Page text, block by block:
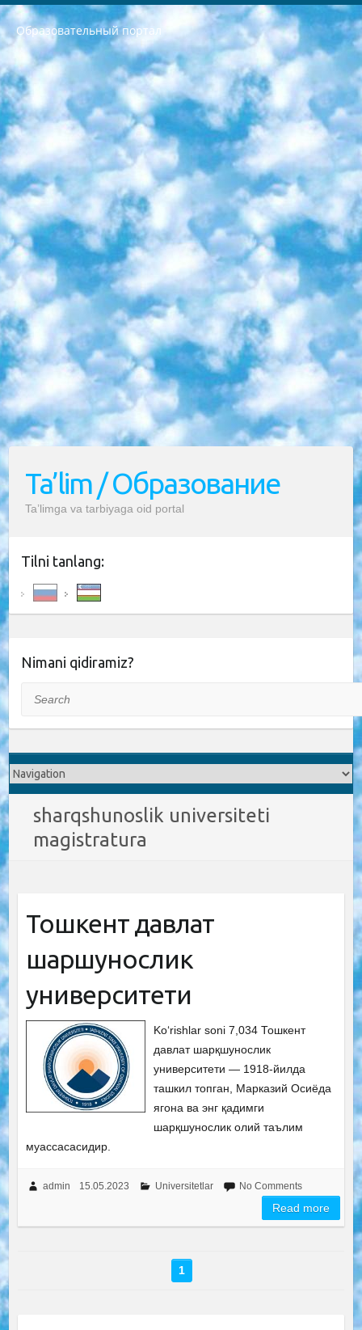
Образовательный портал
РЕСПУБЛИКА УЗБЕКИСТАН МИНИСТРЕРСТВО ДОШКОЛЬНОГО И ШКОЛЬНОГО ОБРАЗОВАНИЯ КОМАНДА в общеобразовательных учреждениях в 2023-2024 учебном году организация и проведение итоговой государственной аттестации обучающихся о Министра дошкольного и школьного образования Республики Узбекистан от 4 марта 2008 года (постановлением Минюста от 20 марта 2008 года № 1778 государственной регистрации) «Итоговое состояние учащихся общего среднего образования на основании положения об утверждении положения об аттестации общего среднего образования выпускной экзамен студентов в образовательных учреждениях в 2023-2024 учебном году В целях организации и прохождения аттестации приказываю: 1. Следующее: перечень предметов, по которым будет проводиться итоговая государственная аттестация и экзамен формы перевода согласно приложению 1; сертификаты международного образца, оценивающие уровень владения иностранными языками перечень согласно приложению 2; 2. Педагогический при специализированных образовательных учреждениях. научно-практический центр квалификации и международной оценки (Д.Давидова) 2024 г. До 25 марта: задания по предметам, по которым будет проводиться итоговая аттестация разработка и утверждение технических условий; итоговая аттестация на основании разработанного предметного задания разработка вопросов по предметам (устно и письменно), экзамен передача; общеобразовательные средние школы и специальные учебные заведения учащиеся выпускных классов школ и интернатов в агентской системе подготовка базы данных экзаменационных материалов и критериев оценки; перевод базы экзаменационных материалов на все языки обучения подать в Республиканский образовательный центр для изготовления; варианты экзаменов на основе разработанных контрольных материалов пусть будут поставлены задачи формирования. 3. Республиканский образовательный центр (Ш.Худайкулов) до 5 апреля 2024 года. до: база данных предоставленных экзаменационных материалов на все языки обучения перевод и экспертиза; для слепых, слабовидящих, глухих, слабослышащих и умственно отсталых детей учащиеся выпускных классов специализированных школ и школ-интернатов база данных экзаменационных материалов на всех преподаваемых языках подготовка критериев оценки; специализированные школы для умственно отсталых детей и технологии для учащихся выпускных классов школ-интернатов разработка соответствующих рекомендаций и критериев проведения ЕГЭ по естествознанию давать задания. 4. Педагогический при специализированных образовательных учреждениях. Научно-практический центр навыков и международной оценки (Д.Давидова), Республика образовательный центр (Худайкулов Ш.) итоговый государственный аттестационный экзамен ориентирован на творческое и логическое мышление при подготовке базы материалов учитывать введение заданий. 5. Следует отметить, что: сертификат государственного образца о знании общеобразовательного предмета и как минимум национальный уровень B1 по предметам на иностранных языках, указанным в Приложении 2. или международно признанный сертификат эквивалентного уровня студенты, изучающие определенный предмет, освобождаются от экзамена; по соответствующим предметам запланирована итоговая государственная аттестация за день до дня, путем жеребьевки Рабочей группой (в письменной форме по предметам, проводимым в форме) из числа сформированных вариантов выбрано 2 варианта; 2 выбранных варианта экзамена анонсированы на официальном сайте министерства и все выпускники по всей стране на основе этих вариантов проводит итоговую государственную аттестацию. 6. Государственное образование учащихся средних общеобразовательных учреждений. знания в соответствии с квалификационными требованиями, которые необходимо приобрести на основании стандартов итоговый (выпускной) контроль для 9 и 11 классов в целях тестирования Экзамены (далее – экзамены) состоят из предметов, перечисленных в приложении 1. будет сделано. 7. Экзамены пройдут с 26 мая по 15 июня 2024 г. (кроме науки физического воспитания). 8. Физическая для учащихся 9 классов общесредних образовательных учреждений. Экзамены по предмету «Образование, квалификация медицина» 1-6 мая 2024 года. сотрудники перевести под присмотр (с отклонениями в физическом или умственном развитии) специализированная школа для детей, школы-интернаты и со сколиозом школы-интернаты санаторного типа для больных детей исключены). 9. Он был слепым, слабовидящим и имел нарушения опорно-двигательного аппарата. экзамены в специализированных школах и интернатах для детей должны проводиться исходя из требований, предъявляемых к общеобразовательным учреждениям (физкультура кроме науки). 10. Специализированная школа для глухих и слабослышащих детей. и экзамены в интернатах и быть реализован в виде письменного теста по математике. 11. Специальность для умственно отсталых детей. Для 9 класса Родной язык и литературное письмо Государственный язык (язык обучения – узбекский). для неклассов) написано Математическое письмо Письменная/устная история Узбекистана Физическое воспитание практично Итоговый контроль Для 11 класса Написание родного языка и литературы (эссе) Математическое письмо Узбекский язык (обучение на узбекском языке) не посещающее общее среднее образование для учреждений)/Образовательное учреждение выбор письменный и устный Иностранный язык письменный/устный Письменная/устная история Узбекистана *По выбору студента:  Химия  Физика  Основы государственного права  География 10 бесплатных образовательных ресурсов - Мы составили подборку онлайн-проектов с интерактивными упражнениями, видеолекциями и статьями. Они помогут вам обрести новые и освежить старые знания бесплатно. 1. «ИНТУИТ» Старейшая образовательная площадка Рунета. Здесь вы найдёте сотни текстовых и видеокурсов на десятки различных тем — от программирования до психологии. Многие курсы подготовлены российскими университетами и крупными международными компаниями вроде Intel и Microsoft. Самостоятельное обучение бесплатное, но желающие могут оплатить услуги персональных наставников. 2. «Смартия» знакомит с актуальными профессиями и подсказывает, как им обучаться. Выбрав заинтересовавшую вас специальность — SMM-специалист, фотограф, веб-дизайнер или другую, — увидите список необходимых для неё умений. Чтобы вы могли освоить их самостоятельно, для каждого умения площадка отображает подборку ссылок на учебные материалы. Хотя «Смартия» ориентируется на русскоязычную аудиторию, часть контента всё же доступна только на английском. 3. «Лекторий Физтеха» Проект Московского физико-технического института (Физтеха). С его помощью вы можете смотреть онлайн серии лекций, записанные на видео в этом вузе. В числе доступных предметов — физика, биология, химия, информационные технологии и другие. К некоторым лекциям администрация ресурса прилагает готовые конспекты, которые можно скачивать в PDF-формате. 4. ITMOcourses Онлайн-площадка Санкт-Петербургского национального исследовательского университета информационных технологий, механики и оптики (ИТМО). Ресурс предоставляет свободный доступ к курсам, разработанным в этом вузе. Каталог материалов разбит на четыре категории: «Оптические системы и технологии», «Приборостроение и робототехника», «Информационные технологии» и «Биотехнологии». Курсы состоят из видеолекций, интерактивных демонстраций и заданий. 5. «КиберЛенинка» Электронная научная библиотека открытого доступа. Каталог площадки регулярно обрастает текстами статей из различных научных изданий. Сгруппированные по журналам и рубрикам публикации можно читать онлайн или скачивать целиком в PDF-формате. Проект нацелен на популяризацию науки за счёт открытого доступа к качественной информации. 6. «ПостНаука» На этом ресурсе публикуют подборки видеолекций, составленные экспертами из разных отраслей и объединённые общими темами. Среди них, к примеру, есть серии «Биоинформатика и геномика», «Культура средневековой Скандинавии» и Cinema Studies о теории кино. Каждая подборка лекций — логически связанная история, рассказанная экспертом от первого лица. Кроме того, на сайте появляются научно-образовательные статьи и тесты на разные темы. 7. «Newочём» Команда проекта «Newочём» отбирает самые интересные тексты из англоязычных СМИ и переводит те из них, за которые голосуют участники сообщества «ВКонтакте». По большей части это научно-популярные статьи. Редакторы придумывают лишь заголовки, в остальном содержание переводов соответствует оригиналам. Полные тексты можно читать прямо в социальной сети. 8. InternetUrok Онлайн-база материалов по основным дисциплинам школьной программы. Информация на сайте структурирована по классам, предметам и темам (урокам). Каждый урок состоит из видеолекций и конспектов. Есть также интерактивные тренажёры и тесты для закрепления пройденного материала. Даже если вы давно окончили школу, возможность повторить программу старших классов всегда может пригодиться. 9. Edutainme Ещё один ресурс об образовании. В отличие от Newtonew, как мне кажется, Edutainme больше ориентируется на представителей индустрии: педагогов, предпринимателей, разработчиков образовательных проектов. Но и любой, кто просто стремится к саморазвитию, найдёт на сайте много полезного и интересного для себя. Например, информацию о новых курсах и образовательных сервисах. 10. Newtonew Онлайн-медиа об образовании и обучении в широком смысле. Авторы Newtonew пишут об инструментах, заведениях, тактиках и стратегиях, которые помогают учить других и получать новые знания самостоятельно. На этой площадке вы найдёте новости, обзоры, аналитические мат
Ta’lim / Образование
Ta’limga va tarbiyaga oid portal
Tilni tanlang:
Nimani qidiramiz?
sharqshunoslik universiteti
magistratura
Тошкент давлат
шарқшунослик
университети
Ko‘rishlar soni 7,034 Тошкент
давлат шарқшунослик
университети — 1918-йилда
ташкил топган, Марказий Осиёда
ягона ва энг қадимги
шарқшунослик олий таълим
муассасасидир.
admin 15.05.2023 Universitetlar No Comments
Read more
1